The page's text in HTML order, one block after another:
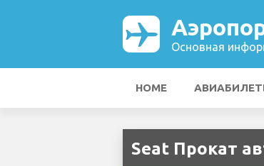
Основная
HOME
Seat Прокат